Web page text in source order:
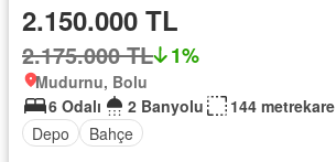
2.150.000 TL
2.175.000 TL 1%
Mudurnu, Bolu
6 Odalı
2 Banyolu
144 metrekare
Depo
Bahçe